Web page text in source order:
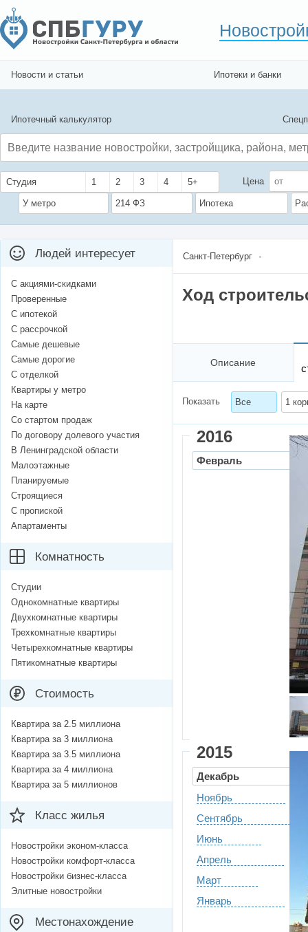
Новости и статьи Ипотеки и банки
Ипотечный калькулятор
Студия 1 2 3 4 5+ Цена
У метро 214 ФЗ Ипотека
Санкт-Петербург
Ход
Описание
Показать Все 1
2016
Февраль
2015
Декабрь
Ноябрь
Сентябрь
Июнь
Апрель
Март
Январь
Людей интересует
С акциями-скидками
Проверенные
С ипотекой
С рассрочкой
Самые дешевые
Самые дорогие
С отделкой
Квартиры у метро
На карте
Со стартом продаж
По договору долевого участия
В Ленинградской области
Малоэтажные
Планируемые
Строящиеся
С пропиской
Апартаменты
Комнатность
Студии
Однокомнатные квартиры
Двухкомнатные квартиры
Трехкомнатные квартиры
Четырехкомнатные квартиры
Пятикомнатные квартиры
Стоимость
Квартира за 2.5 миллиона
Квартира за 3 миллиона
Квартира за 3.5 миллиона
Квартира за 4 миллиона
Квартира за 5 миллионов
Класс жилья
Новостройки эконом-класса
Новостройки комфорт-класса
Новостройки бизнес-класса
Элитные новостройки
Местонахождение